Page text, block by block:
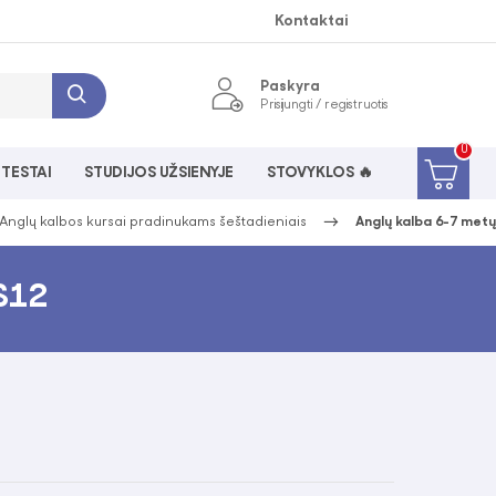
Kontaktai
Paskyra
Prisijungti / registruotis
STUDIJOS UŽSIENYJE STOVYKLOS 🔥
0
Anglų kalbos kursai pradinukams šeštadieniais Anglų kalba 6-7